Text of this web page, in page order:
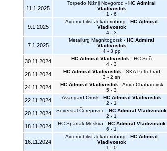
11.1.2025
Torpedo Nižnij Novgorod - HC Admiral
Vladivostok
1 - 6
9.1.2025
Avtomobilist Jekaterinburg - HC Admiral
Vladivostok
4 - 3
7.1.2025
Metallurg Magnitogorsk - HC Admiral
Vladivostok
4 - 3 pp
30.11.2024 HC Admiral Vladivostok- HC Soči
4 - 3
28.11.2024 HC Admiral Vladivostok- SKA Petrohrad
3 - 2 sn
24.11.2024 HC Admiral Vladivostok- Amur Chabarovsk
5 - 3
22.11.2024 Avangard Omsk - HC Admiral Vladivostok
2 - 1
20.11.2024 Severstal Čerepovec - HC Admiral Vladivostok
2 - 1
18.11.2024 HC Spartak Moskva - HC Admiral Vladivostok
6 - 1
16.11.2024
Avtomobilist Jekaterinburg - HC Admiral
Vladivostok
1 - 0